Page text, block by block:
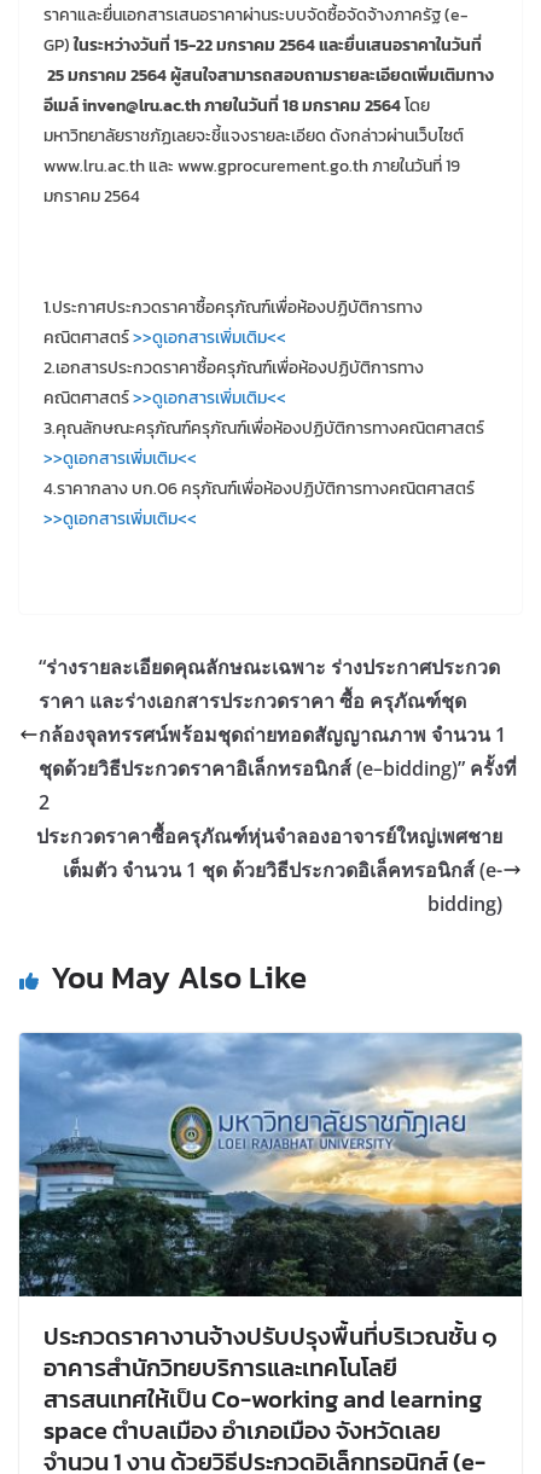
ราคาและยื่นเอกสารเสนอราคาผ่านระบบจัดซื้อจัดจ้างภาครัฐ (e-
GP)ในระหว่างวันที่15-22 มกราคม 2564 และยื่นเสนอราคาในวันที่
25 มกราคม 2564 ผู้สนใจสามารถสอบถามรายละเอียดเพิ่มเติมทาง
อีเมล์ inven@lru.ac.th ภายในวันที่ 18 มกราคม 2564โดย
มหาวิทยาลัยราชภัฏเลยจะชี้แจงรายละเอียด ดังกล่าวผ่านเว็บไซต์
www.lru.ac.th และ www.gprocurement.go.th ภายในวันที่ 19
มกราคม 2564
1.ประกาศประกวดราคาซื้อครุภัณฑ์เพื่อห้องปฏิบัติการทาง
คณิตศาสตร์>>ดูเอกสารเพิ่มเติม<<
2.เอกสารประกวดราคาซื้อครุภัณฑ์เพื่อห้องปฏิบัติการทาง
คณิตศาสตร์>>ดูเอกสารเพิ่มเติม<<
3.คุณลักษณะครุภัณฑ์ครุภัณฑ์เพื่อห้องปฏิบัติการทางคณิตศาสตร์
>>ดูเอกสารเพิ่มเติม<<
4.ราคากลาง บก.06 ครุภัณฑ์เพื่อห้องปฏิบัติการทางคณิตศาสตร์
>>ดูเอกสารเพิ่มเติม<<
“ร่างรายละเอียดคุณลักษณะเฉพาะ ร่างประกาศประกวด
ราคา และร่างเอกสารประกวดราคา ซื้อ ครุภัณฑ์ชุด
กล้องจุลทรรศน์พร้อมชุดถ่ายทอดสัญญาณภาพ จำนวน 1
ชุดด้วยวิธีประกวดราคาอิเล็กทรอนิกส์ (e–bidding)” ครั้งที่
2
ประกวดราคาซื้อครุภัณฑ์หุ่นจำลองอาจารย์ใหญ่เพศชาย
เต็มตัว จำนวน 1 ชุด ด้วยวิธีประกวดอิเล็คทรอนิกส์ (e-
bidding)
You May Also Like
ประกวดราคางานจ้างปรับปรุงพื้นที่บริเวณชั้น ๑
อาคารสำนักวิทยบริการและเทคโนโลยี
สารสนเทศให้เป็น Co-working and learning
space ตำบลเมือง อำเภอเมือง จังหวัดเลย
จำนวน 1 งาน ด้วยวิธีประกวดอิเล็กทรอนิกส์ (e-